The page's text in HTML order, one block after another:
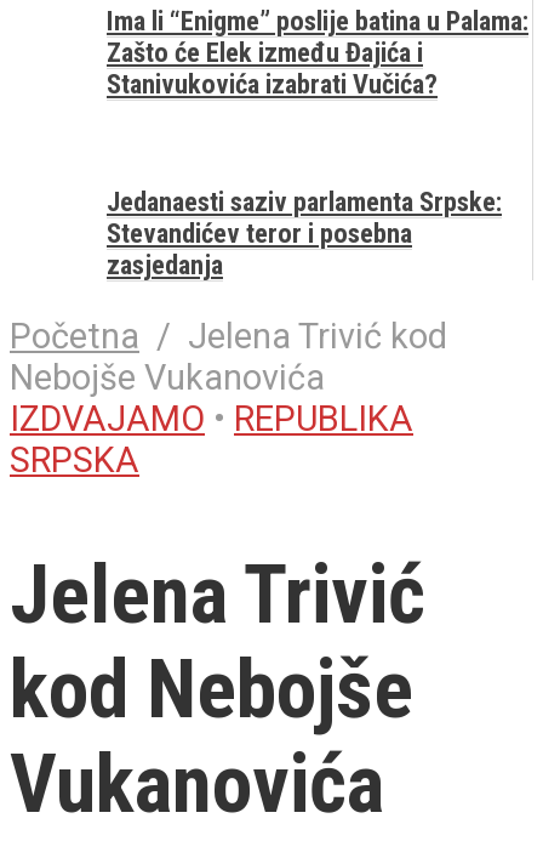
Ima li “Enigme” poslije batina u Palama:
Zašto će Elek između Đajića i
Stanivukovića izabrati Vučića?
Jedanaesti saziv parlamenta Srpske:
Stevandićev teror i posebna
zasjedanja
Početna / Jelena Trivić kod
Nebojše Vukanovića
IZDVAJAMO • REPUBLIKA
SRPSKA
Jelena Trivić
kod Nebojše
Vukanovića